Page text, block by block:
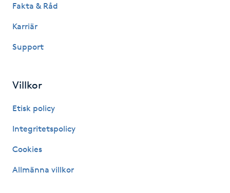
Hårförlängning
Hälsa
Hälsprickor
Idrottsmassage
Fakta & Råd
Karriär
Support
Villkor
Etisk policy
Integritetspolicy
Cookies
Allmänna villkor